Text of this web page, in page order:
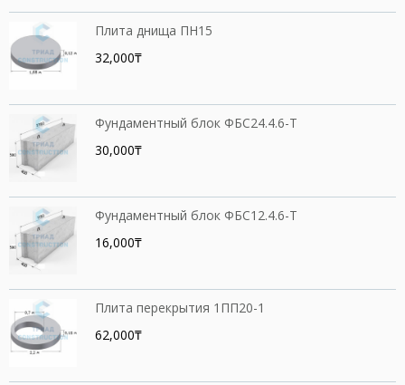
Плита днища ПН15
32,000₸
Фундаментный блок ФБС24.4.6-Т
30,000₸
Фундаментный блок ФБС12.4.6-Т
16,000₸
Плита перекрытия 1ПП20-1
62,000₸